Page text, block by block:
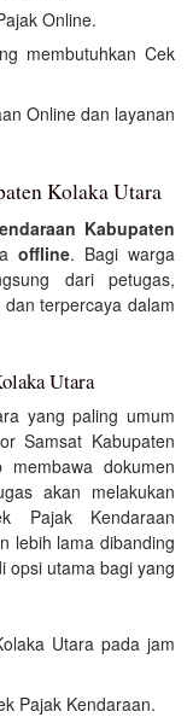
Online.
membutuhkan Cek
Online dan layanan
Kolaka Utara
Kabupaten
offline. Bagi warga
dari petugas,
terpercaya dalam
Utara
yang paling umum
Samsat Kabupaten
membawa dokumen
akan melakukan
Pajak Kendaraan
lebih lama dibanding
opsi utama bagi yang
Utara pada jam
Pajak Kendaraan.